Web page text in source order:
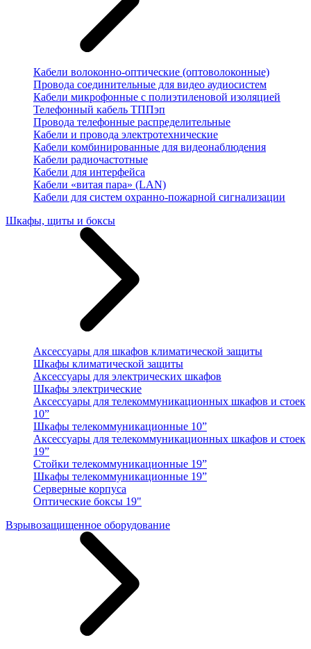
Кабели волоконно-оптические (оптоволоконные)
Провода соединительные для видео аудиосистем
Кабели микрофонные с полиэтиленовой изоляцией
Телефонный кабель ТППэп
Провода телефонные распределительные
Кабели и провода электротехнические
Кабели комбинированные для видеонаблюдения
Кабели радиочастотные
Кабели для интерфейса
Кабели «витая пара» (LAN)
Кабели для систем охранно-пожарной сигнализации
Шкафы, щиты и боксы
Аксессуары для шкафов климатической защиты
Шкафы климатической защиты
Аксессуары для электрических шкафов
Шкафы электрические
Аксессуары для телекоммуникационных шкафов и стоек
10”
Шкафы телекоммуникационные 10”
Аксессуары для телекоммуникационных шкафов и стоек
19”
Стойки телекоммуникационные 19”
Шкафы телекоммуникационные 19”
Серверные корпуса
Оптические боксы 19"
Взрывозащищенное оборудование